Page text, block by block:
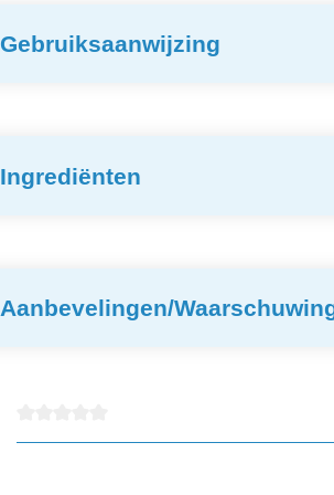
Gebruiksaanwijzing
Ingrediënten
Aanbevelingen/